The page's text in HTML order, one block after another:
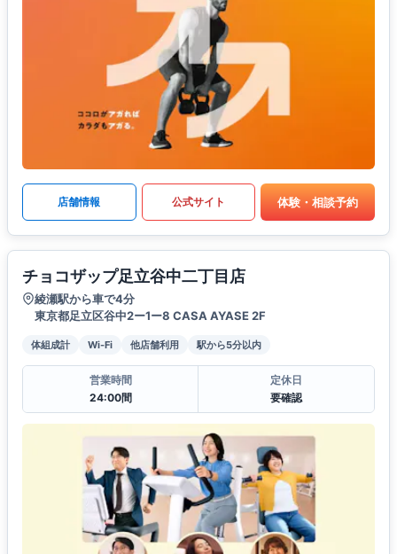
店舗情報 公式サイト 体験・相談予約
チョコザップ足立谷中二丁目店
綾瀬駅から車で4分
東京都足立区谷中2ー1ー8 CASA AYASE 2F
体組成計 Wi-Fi 他店舗利用 駅から5分以内
営業時間
24:00間
定休日
要確認